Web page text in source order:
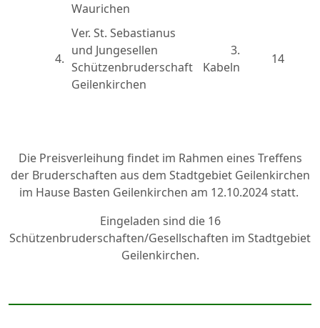
Waurichen
4.
Ver. St. Sebastianus
und Jungesellen
Schützenbruderschaft
Geilenkirchen
3.
Kabeln
14
Die Preisverleihung findet im Rahmen eines Treffens
der Bruderschaften aus dem Stadtgebiet Geilenkirchen
im Hause Basten Geilenkirchen am 12.10.2024 statt.
Eingeladen sind die 16
Schützenbruderschaften/Gesellschaften im Stadtgebiet
Geilenkirchen.